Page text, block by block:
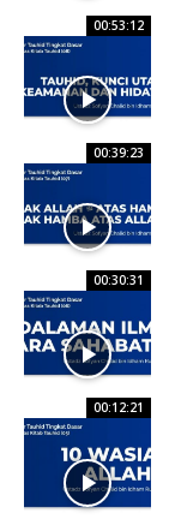
00:53:12
00:39:23
00:30:31
00:12:21